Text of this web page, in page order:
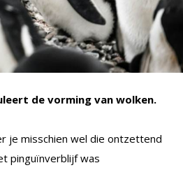
de vorming van wolken.
je misschien wel die ontzettend
pinguïnverblijf was